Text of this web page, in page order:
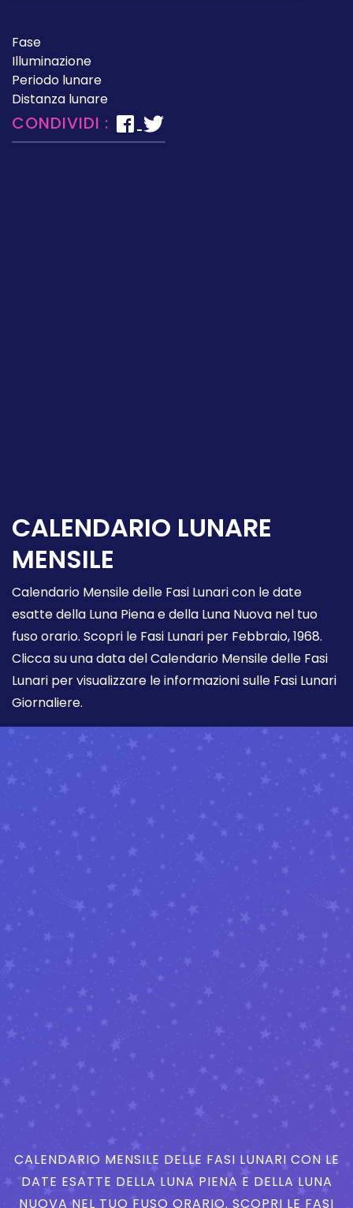
Fase
Illuminazione
Periodo lunare
Distanza lunare
CONDIVIDI :
CALENDARIO LUNARE
MENSILE
Calendario Mensile delle Fasi Lunari con le date
esatte della Luna Piena e della Luna Nuova nel tuo
fuso orario. Scopri le Fasi Lunari per Febbraio, 1968.
Clicca su una data del Calendario Mensile delle Fasi
Lunari per visualizzare le informazioni sulle Fasi Lunari
Giornaliere.
CALENDARIO MENSILE DELLE FASI LUNARI CON LE
DATE ESATTE DELLA LUNA PIENA E DELLA LUNA
NUOVA NEL TUO FUSO ORARIO. SCOPRI LE FASI